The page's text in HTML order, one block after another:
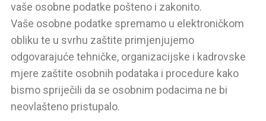
vaše osobne podatke pošteno i zakonito.
Vaše osobne podatke spremamo u elektroničkom
obliku te u svrhu zaštite primjenjujemo
odgovarajuće tehničke, organizacijske i kadrovske
mjere zaštite osobnih podataka i procedure kako
bismo spriječili da se osobnim podacima ne bi
neovlašteno pristupalo.